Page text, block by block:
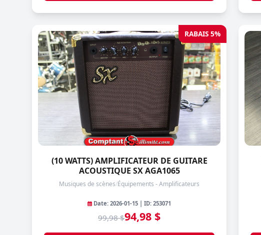
RABAIS 5%
(10 WATTS) AMPLIFICATEUR DE GUITARE
ACOUSTIQUE SX AGA1065
Musiques de scènes/Équipements - Amplificateurs
Date: 2026-01-15 | ID: 253071
99,98 $94,98 $